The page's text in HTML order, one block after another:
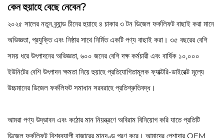
কেন হুয়াহে বেছে নেবেন?
২০২৫ সালের নতুন ব্র্যান্ড চীনের হুয়াহে ৪ চাকার ৩ টন ডিজেল ফর্কলিফট বাছাই করা মানে
অভিজ্ঞতা, প্রযুক্তি এবং নিষ্ঠার সাথে নির্মিত একটি পণ্য বাছাই করা। ৩৫ বছরের বেশি
সময় ধরে উৎপাদনের অভিজ্ঞতা, ৬০০ জনের বেশি দক্ষ কর্মচারী এবং বার্ষিক ১০,০০০
ইউনিটের বেশি উৎপাদন ক্ষমতা নিয়ে হুয়াহে প্রতিযোগিতামূলক ফ্যাক্টরি-ডাইরেক্ট মূল্যে
উচ্চমানের ডিজেল ফর্কলিফট সমাধান সরবরাহে প্রতিশ্রুতিবদ্ধ।
আমরা পণ্য উদ্ভাবন এবং কঠোর মান নিয়ন্ত্রণে অবিরাম বিনিয়োগ করি যাতে প্রতিটি
ডিজেল ফর্কলিফট বিশ্বব্যাপী বাজারের মানদণ্ড পূরণ করে। আমাদের পেশাদার OEM